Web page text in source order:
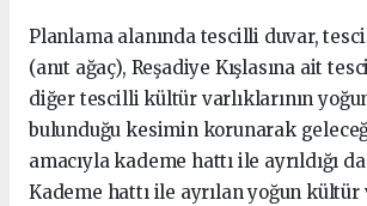
Planlama alanında tescilli duvar,
(anıt ağaç), Reşadiye Kışlasına ait
diğer tescilli kültür varlıklarının
bulunduğu kesimin korunarak
amacıyla kademe hattı ile ayrıldığı
Kademe hattı ile ayrılan yoğun kültür